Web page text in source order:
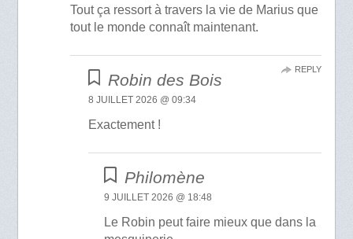
Tout ça ressort à travers la vie de Marius que
tout le monde connaît maintenant.
Robin des Bois
8 JUILLET 2026 @ 09:34
Exactement !
REPLY
Philomène
9 JUILLET 2026 @ 18:48
Le Robin peut faire mieux que dans la